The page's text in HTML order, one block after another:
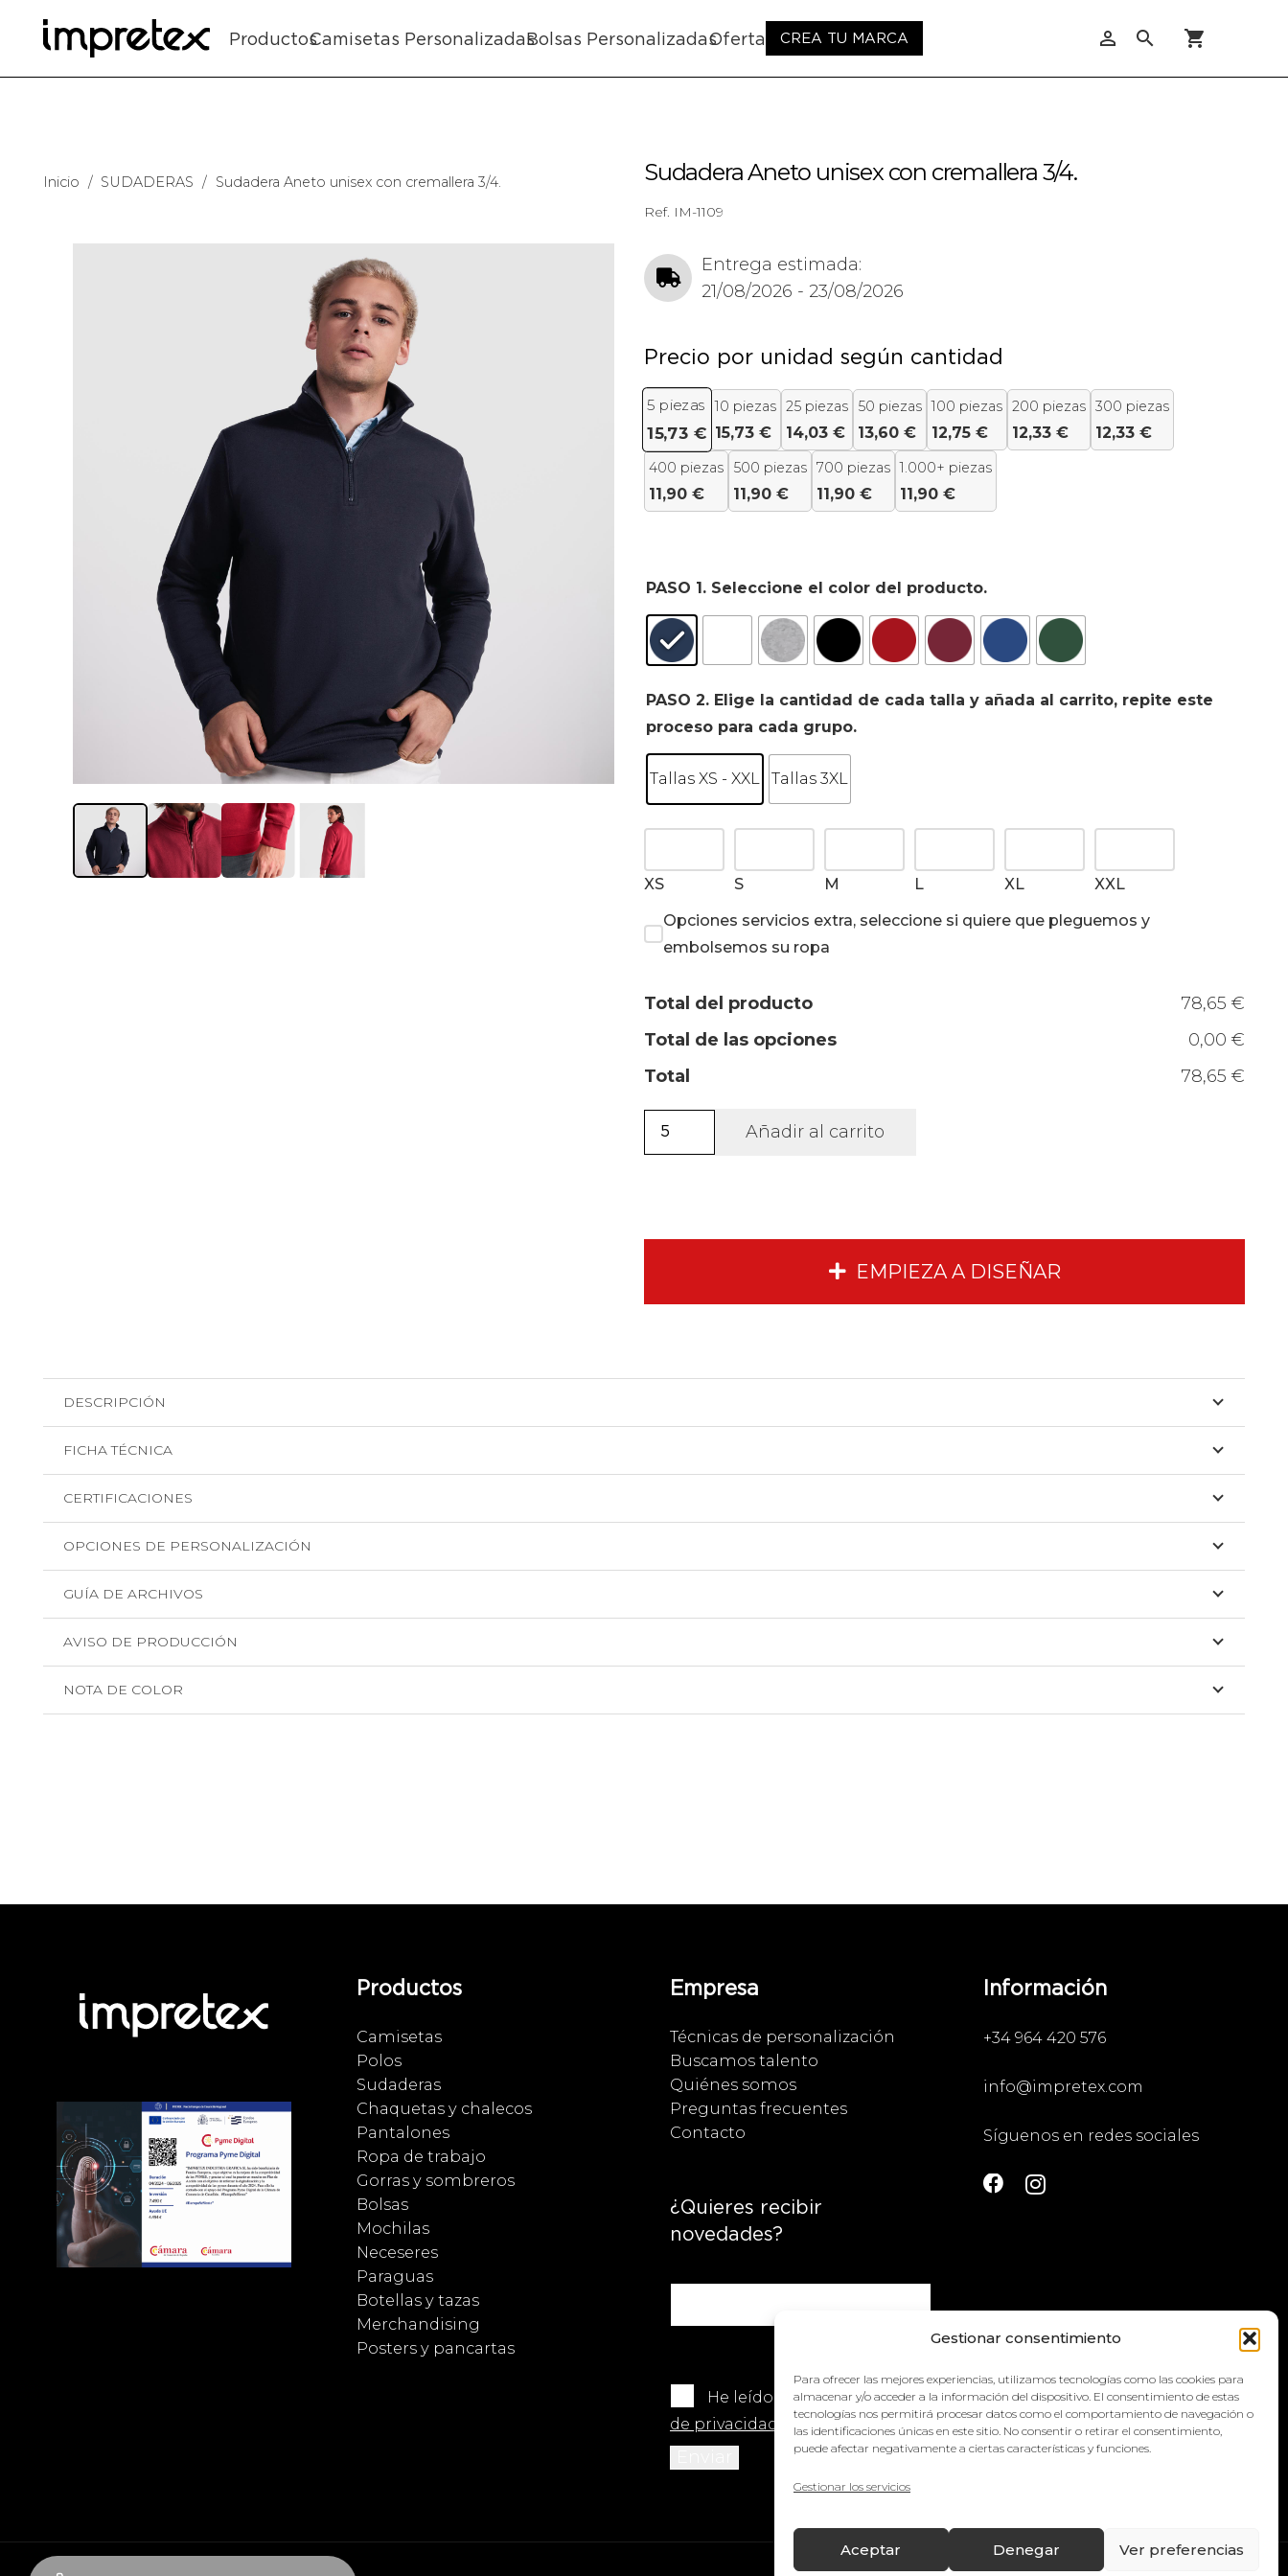
Gestionar consentimiento
Para ofrecer las mejores experiencias, utilizamos tecnologías como las cookies para
almacenar y/o acceder a la información del dispositivo. El consentimiento de estas
tecnologías nos permitirá procesar datos como el comportamiento de navegación o
las identificaciones únicas en este sitio. No consentir o retirar el consentimiento,
puede afectar negativamente a ciertas características y funciones.
Gestionar los servicios
Aceptar Denegar Ver preferencias
ProductosCamisetas PersonalizadasBolsas PersonalizadasOferta CREA TU MARCA person_outline search shopping_cart
Inicio / SUDADERAS / Sudadera Aneto unisex con cremallera 3/4. Sudadera Aneto unisex con cremallera 3/4.
Ref. IM-1109
Entrega estimada:
21/08/2026 - 23/08/2026
Precio por unidad según cantidad
5 piezas
15,73 €
10 piezas
15,73 €
25 piezas
14,03 €
50 piezas
13,60 €
100 piezas
12,75 €
200 piezas
12,33 €
300 piezas
12,33 €
400 piezas
11,90 €
500 piezas
11,90 €
700 piezas
11,90 €
1.000+ piezas
11,90 €
PASO 1. Seleccione el color del producto.
PASO 2. Elige la cantidad de cada talla y añada al carrito, repite este
proceso para cada grupo.
Tallas XS - XXL Tallas 3XL
XS S M L XL
XXL
Opciones servicios extra, seleccione si quiere que pleguemos y
embolsemos su ropa
Total del producto
78,65 €
Total de las opciones
0,00 €
Total
78,65 €
Sudadera
Aneto
Añadir al carrito
EMPIEZA A DISEÑAR
DESCRIPCIÓN
FICHA TÉCNICA
CERTIFICACIONES
OPCIONES DE PERSONALIZACIÓN
GUÍA DE ARCHIVOS
AVISO DE PRODUCCIÓN
NOTA DE COLOR
Productos
Camisetas
Polos
Sudaderas
Chaquetas y chalecos
Pantalones
Ropa de trabajo
Gorras y sombreros
Bolsas
Mochilas
Neceseres
Paraguas
Botellas y tazas
Merchandising
Posters y pancartas
Empresa
Técnicas de personalización
Buscamos talento
Quiénes somos
Preguntas frecuentes
Contacto
¿Quieres recibir
novedades?
He leído y acepto lapolítica
de privacidad
Información
+34 964 420 576
info@impretex.com
Síguenos en redes sociales